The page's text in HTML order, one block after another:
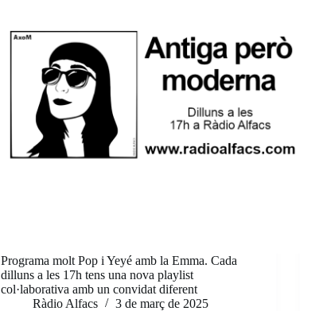
Programa molt Pop i Yeyé amb la Emma. Cada
dilluns a les 17h tens una nova playlist
col·laborativa amb un convidat diferent
Ràdio Alfacs
3 de març de 2025